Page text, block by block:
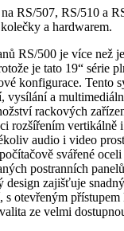
RS/507, RS/510 a
a hardwarem.
RS/500 je více než
je tato 19“ série
konfigurace. Tento
vysílání a
rackových
rozšířením vertikálně
audio i video
svářené
postranních
design zajišťuje
otevřeným přístupem
ze velmi